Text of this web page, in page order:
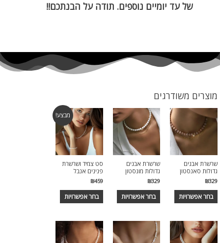
של עד יומיים נוספים. תודה על הבנתכם!!
מוצרים משודרגים
שרשרת אבנים
גדולות סאנסטון
₪329
בחר אפשרויות
שרשרת אבנים
גדולות מונסטון
₪329
בחר אפשרויות
מבצע!
סט צמיד ושרשרת
פנינים אנבל
₪459
בחר אפשרויות